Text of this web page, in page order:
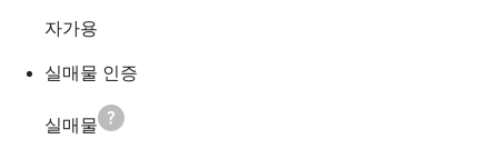
자가용
실매물 인증
실매물